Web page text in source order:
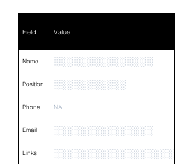
Field Value
Name ░░░░░░░░░░░░░░░
Position ░░░░░░░░░░░
Phone NA
Email ░░░░░░░░░░░░░░░
Links